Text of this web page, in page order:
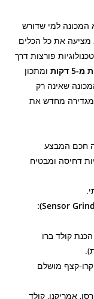
מציעה את כל הכלים
פורצות דרך
ומתכון
שאינה רק
מחדש את
חכם המבצע
דחיסה ומבטיח
קולד ברו
קצף מושלם
אמריקנו, קולד